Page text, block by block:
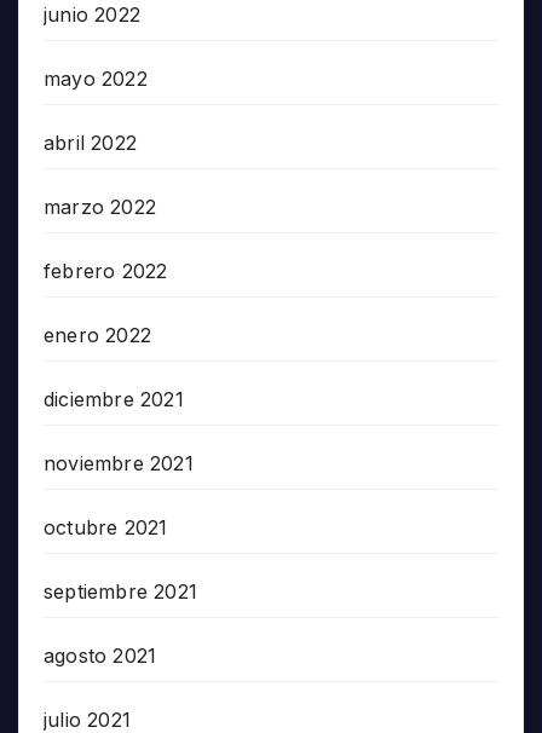
junio 2022
mayo 2022
abril 2022
marzo 2022
febrero 2022
enero 2022
diciembre 2021
noviembre 2021
octubre 2021
septiembre 2021
agosto 2021
julio 2021